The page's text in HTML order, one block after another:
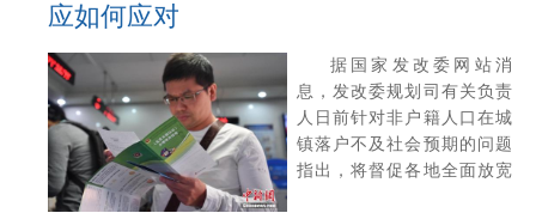
应如何应对
据国家发改委网站消
息，发改委规划司有关负责
人日前针对非户籍人口在城
镇落户不及社会预期的问题
指出，将督促各地全面放宽